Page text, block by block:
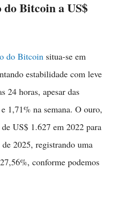
Bitcoin a US$
do Bitcoin situa-se em
estabilidade com leve
24 horas, apesar das
1,71% na semana. O ouro,
US$ 1.627 em 2022 para
2025, registrando uma
conforme podemos